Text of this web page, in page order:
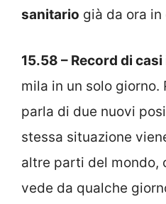
sanitario già da ora
15.58 – Record di
mila in un solo giorno.
parla di due nuovi
stessa situazione
altre parti del mondo,
vede da qualche